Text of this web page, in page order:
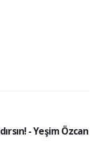
- Yeşim Özcan